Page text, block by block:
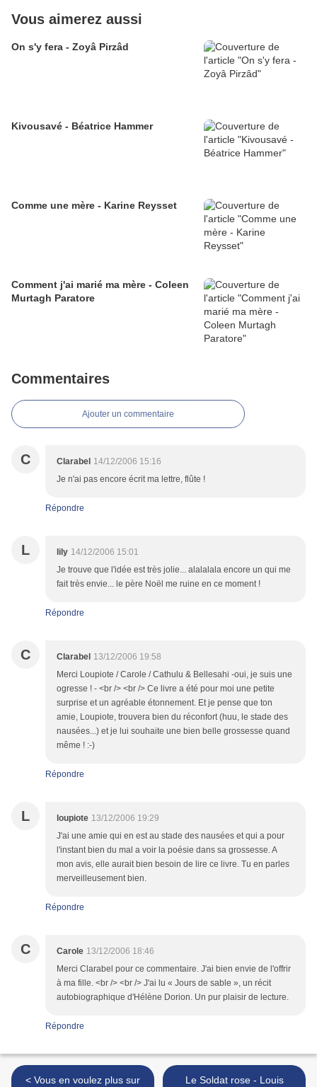
Vous aimerez aussi
On s'y fera - Zoyâ Pirzâd
Kivousavé - Béatrice Hammer
Comme une mère - Karine Reysset
Comment j'ai marié ma mère - Coleen
Murtagh Paratore
Commentaires
Ajouter un commentaire
C Clarabel 14/12/2006 15:16
Je n'ai pas encore écrit ma lettre, flûte !
Répondre
L lily 14/12/2006 15:01
Je trouve que l'idée est très jolie... alalalala encore un qui me
fait très envie... le père Noël me ruine en ce moment !
Répondre
C Clarabel 13/12/2006 19:58
Merci Loupiote / Carole / Cathulu & Bellesahi -oui, je suis une
ogresse ! - <br /> <br /> Ce livre a été pour moi une petite
surprise et un agréable étonnement. Et je pense que ton
amie, Loupiote, trouvera bien du réconfort (huu, le stade des
nausées...) et je lui souhaite une bien belle grossesse quand
même ! :-)
Répondre
L loupiote 13/12/2006 19:29
J'ai une amie qui en est au stade des nausées et qui a pour
l'instant bien du mal a voir la poésie dans sa grossesse. A
mon avis, elle aurait bien besoin de lire ce livre. Tu en parles
merveilleusement bien.
Répondre
C Carole 13/12/2006 18:46
Merci Clarabel pour ce commentaire. J'ai bien envie de l'offrir
à ma fille. <br /> <br /> J'ai lu « Jours de sable », un récit
autobiographique d'Hélène Dorion. Un pur plaisir de lecture.
Répondre
< Vous en voulez plus sur
Le Soldat rose - Louis